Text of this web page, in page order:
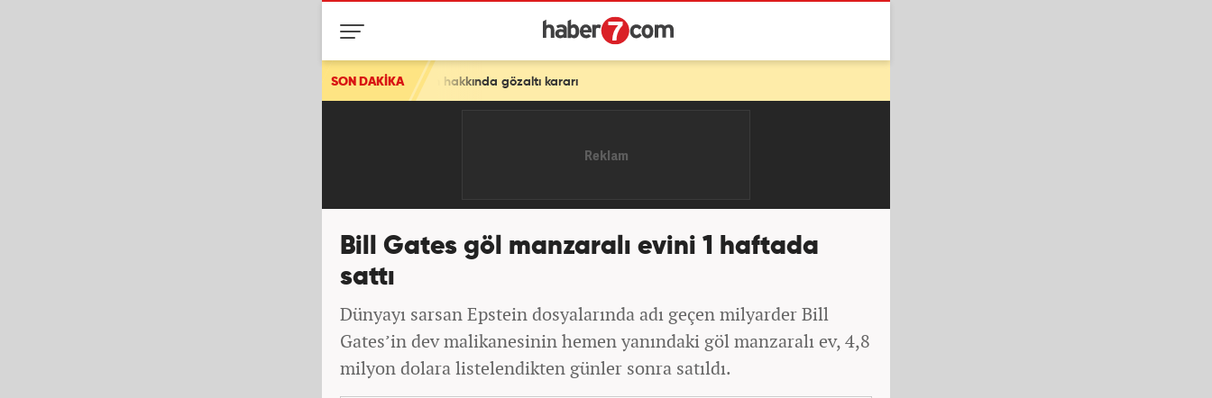
SON DAKİKA
Galatasaray tribün liderlerinden Sebahattin Şirin hakkında gözaltı kararı
Bill Gates göl manzaralı evini 1 haftada
sattı
Dünyayı sarsan Epstein dosyalarında adı geçen milyarder Bill
Gates’in dev malikanesinin hemen yanındaki göl manzaralı ev, 4,8
milyon dolara listelendikten günler sonra satıldı.